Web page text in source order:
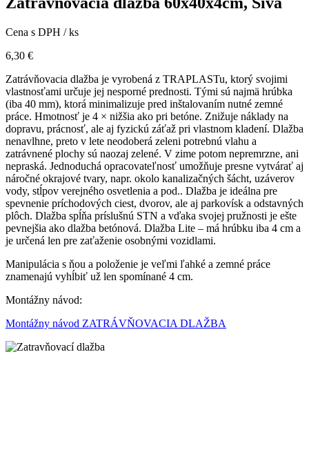
Cena s DPH / ks
6,30 €
Zatrávňovacia dlažba je vyrobená z TRAPLASTu, ktorý svojimi
vlastnosťami určuje jej nesporné prednosti. Tými sú najmä hrúbka
(iba 40 mm), ktorá minimalizuje pred inštalovaním nutné zemné
práce. Hmotnosť je 4 × nižšia ako pri betóne. Znižuje náklady na
dopravu, prácnosť, ale aj fyzickú záťaž pri vlastnom kladení. Dlažba
nenavlhne, preto v lete neodoberá zeleni potrebnú vlahu a
zatrávnené plochy sú naozaj zelené. V zime potom nepremrzne, ani
nepraská. Jednoduchá opracovateľnosť umožňuje presne vytvárať aj
náročné okrajové tvary, napr. okolo kanalizačných šácht, uzáverov
vody, stĺpov verejného osvetlenia a pod.. Dlažba je ideálna pre
spevnenie príchodových ciest, dvorov, ale aj parkovísk a odstavných
plôch. Dlažba spĺňa príslušnú STN a vďaka svojej pružnosti je ešte
pevnejšia ako dlažba betónová. Dlažba Lite – má hrúbku iba 4 cm a
je určená len pre zaťaženie osobnými vozidlami.
Manipulácia s ňou a položenie je veľmi ľahké a zemné práce
znamenajú vyhĺbiť už len spomínané 4 cm.
Montážny návod:
Montážny návod ZATRÁVŇOVACIA DLAŽBA